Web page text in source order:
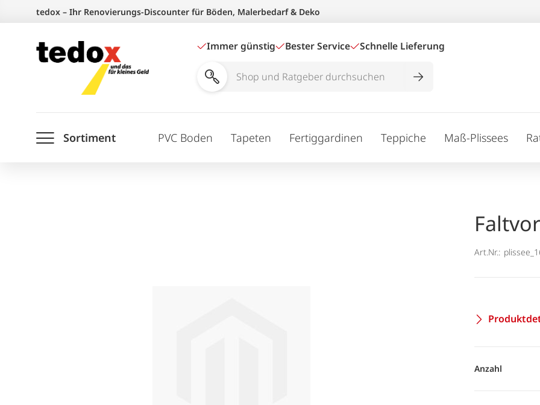
springen
tedox – Ihr Renovierungs-Discounter für Böden, Malerbedarf & Deko
Immer günstig Bester Service Schnelle Lieferung
Shop
durchsuchen
Sortiment PVC Boden Tapeten Fertiggardinen Teppiche Maß-Plissees
Art.Nr.:
Anzahl